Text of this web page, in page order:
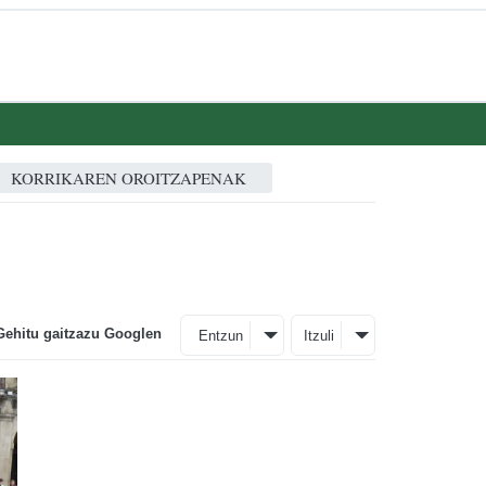
KORRIKAREN OROITZAPENAK
gaitzazu Googlen Entzun Itzuli